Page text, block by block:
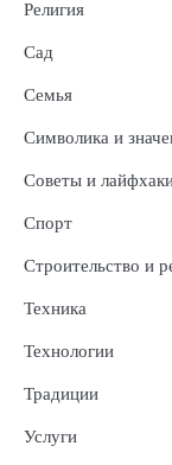
Религия
Сад
Семья
Символика и
Советы и
Спорт
Строительство и
Техника
Технологии
Традиции
Услуги